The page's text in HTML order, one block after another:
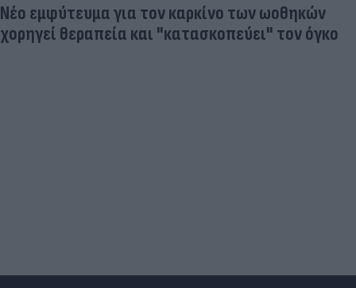
Νέο εμφύτευμα για τον καρκίνο των ωοθηκών
χορηγεί θεραπεία και "κατασκοπεύει" τον όγκο